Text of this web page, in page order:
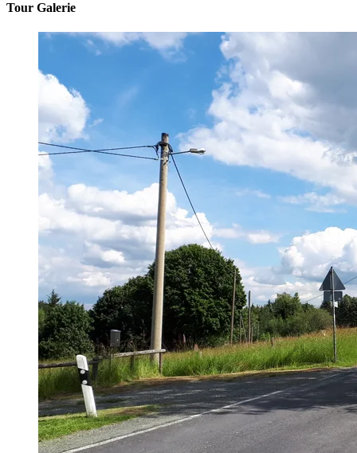
Tour Galerie